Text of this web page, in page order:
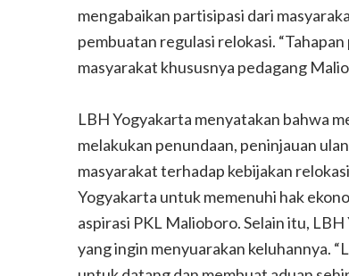
mengabaikan partisipasi dari
pembuatan regulasi relokasi.
masyarakat khususnya pedagang
LBH Yogyakarta menyatakan bahwa
melakukan penundaan, peninjauan
masyarakat terhadap kebijakan
Yogyakarta untuk memenuhi hak
aspirasi PKL Malioboro. Selain itu,
yang ingin menyuarakan keluhannya.